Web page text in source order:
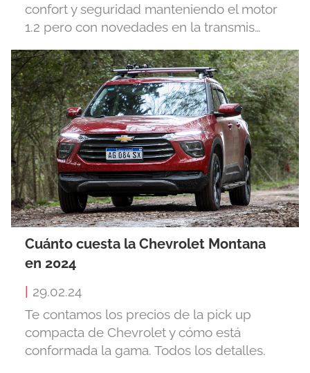
confort y seguridad manteniendo el motor
1.2 pero con novedades en la transmis…
Cuánto cuesta la Chevrolet Montana
en 2024
29.02.24
Te contamos los precios de la pick up
compacta de Chevrolet y cómo está
conformada la gama. Todos los detalles.